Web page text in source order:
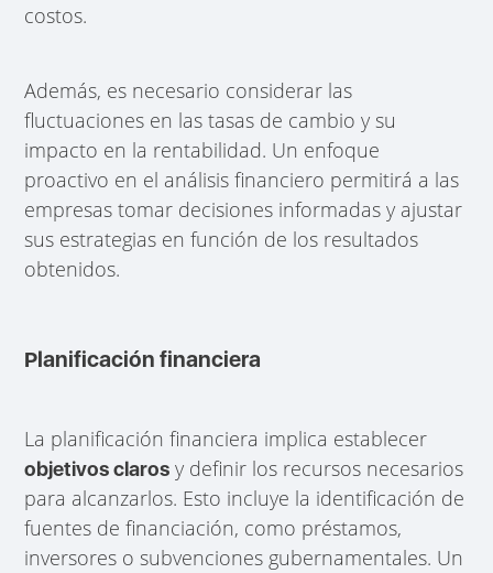
costos.
Además, es necesario considerar las
fluctuaciones en las tasas de cambio y su
impacto en la rentabilidad. Un enfoque
proactivo en el análisis financiero permitirá a las
empresas tomar decisiones informadas y ajustar
sus estrategias en función de los resultados
obtenidos.
Planificación financiera
La planificación financiera implica establecer
objetivos claros y definir los recursos necesarios
para alcanzarlos. Esto incluye la identificación de
fuentes de financiación, como préstamos,
inversores o subvenciones gubernamentales. Un